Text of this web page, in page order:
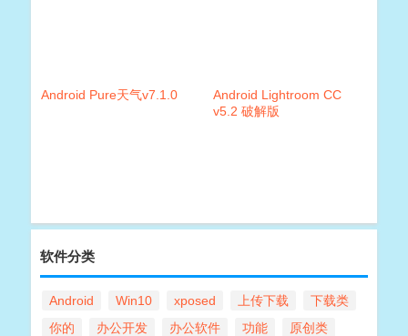
Android Pure天气v7.1.0
Android Lightroom CC
v5.2 破解版
软件分类
Android Win10 xposed 上传下载
下载类
你的
办公开发 办公软件 功能
原创类